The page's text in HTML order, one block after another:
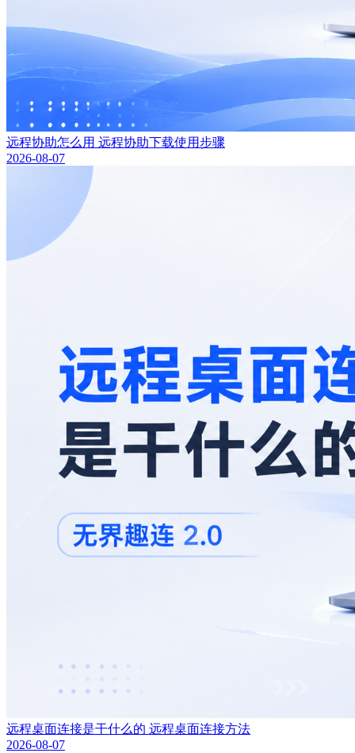
远程协助怎么用 远程协助下载使用步骤
2026-08-07
远程桌面连接是干什么的 远程桌面连接方法
2026-08-07